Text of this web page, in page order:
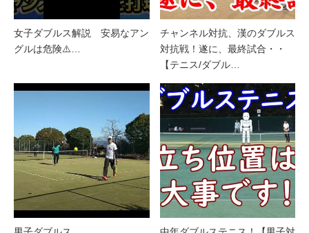
女子ダブルス解説 安易なアン
グルは危険⚠️…
チャンネル対抗、漢のダブルス
対抗戦！遂に、最終試合・・
【テニス/ダブル…